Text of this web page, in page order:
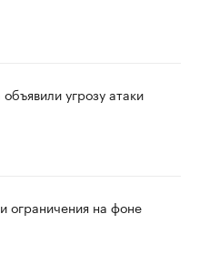
угрозу атаки
ограничения на фоне